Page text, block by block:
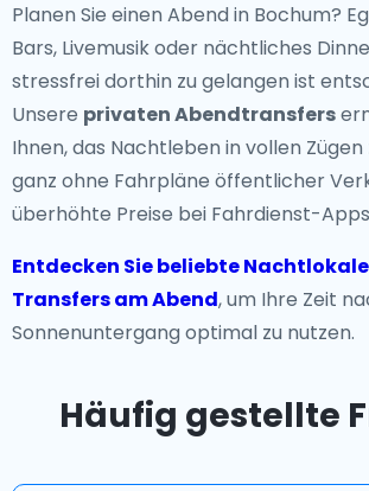
Planen Sie einen Abend in Bochum?
Bars, Livemusik oder nächtliches
stressfrei dorthin zu gelangen ist
Unsere privaten Abendtransfers
Ihnen, das Nachtleben in vollen
ganz ohne Fahrpläne öffentlicher
überhöhte Preise bei Fahrdienst-
Entdecken Sie beliebte
Transfers am Abend, um Ihre Zeit
Sonnenuntergang optimal zu nutzen.
Häufig gestellte